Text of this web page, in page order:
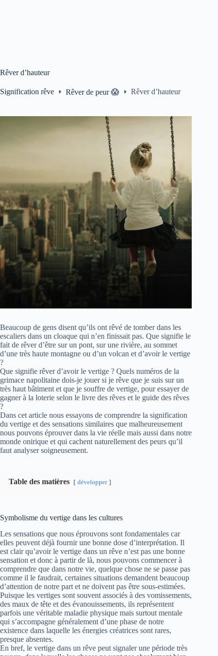
Rêver d’hauteur
Signification rêve Rêver de peur 😱 Rêver d’hauteur
Beaucoup de gens disent qu’ils ont rêvé de tomber dans les
escaliers dans un cloaque qui n’en finissait pas. Que signifie le
fait de rêver d’être sur un pont, sur une rivière, au sommet
d’une très haute montagne ou d’un volcan et d’avoir le vertige
?
Que signifie rêver d’avoir le vertige ? Quels numéros de la
grimace napolitaine dois-je jouer si je rêve que je suis sur un
très haut bâtiment et que je souffre de vertige, pour essayer de
gagner à la loterie selon le livre des rêves et le guide des rêves
?
Dans cet article nous essayons de comprendre la signification
du vertige et des sensations similaires que malheureusement
nous pouvons éprouver dans la vie réelle mais aussi dans notre
monde onirique et qui cachent naturellement des peurs qu’il
faut analyser soigneusement.
Table des matières développer
Symbolisme du vertige dans les cultures
Les sensations que nous éprouvons sont fondamentales car
elles peuvent déjà fournir une bonne dose d’interprétation. Il
est clair qu’avoir le vertige dans un rêve n’est pas une bonne
sensation et donc à partir de là, nous pouvons commencer à
comprendre que dans notre vie, quelque chose ne se passe pas
comme il le faudrait, certaines situations demandent beaucoup
d’attention de notre part et ne doivent pas être sous-estimées.
Puisque les vertiges sont souvent associés à des vomissements,
des maux de tête et des évanouissements, ils représentent
parfois une véritable maladie physique mais surtout mentale
qui s’accompagne généralement d’une phase de notre
existence dans laquelle les énergies créatrices sont rares,
presque absentes.
En bref, le vertige dans un rêve peut signaler une période très